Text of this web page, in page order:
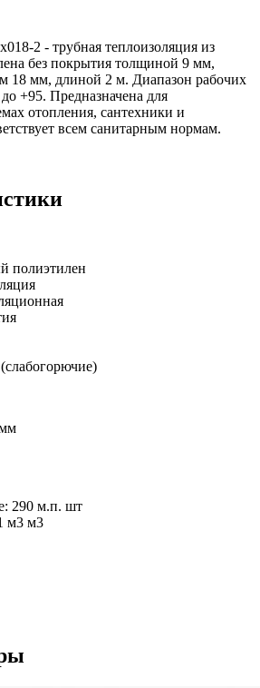
2 - трубная теплоизоляция из
без покрытия толщиной 9 мм,
18 мм, длиной 2 м. Диапазон рабочих
+95. Предназначена для
отопления, сантехники и
всем санитарным нормам.
полиэтилен
290 м.п. шт
м3 м3